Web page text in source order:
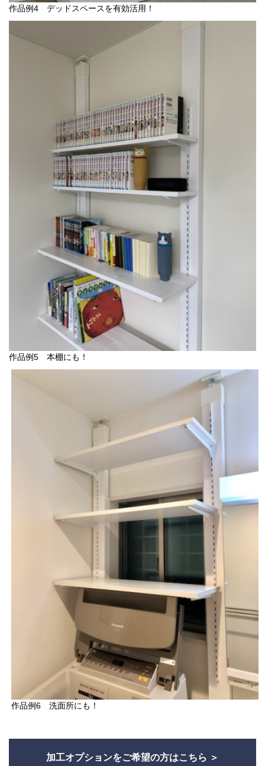
作品例4 デッドスペースを有効活用！
作品例5 本棚にも！
作品例6 洗面所にも！
加工オプションをご希望の方はこちら